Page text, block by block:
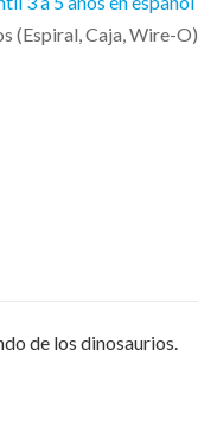
(Espiral, Caja, Wire-O)
de los dinosaurios.